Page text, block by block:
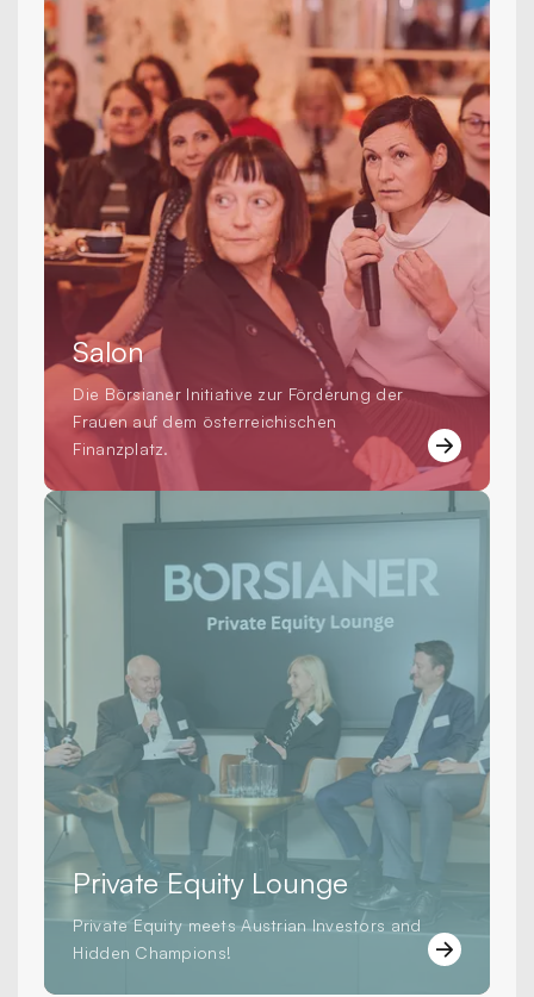
Salon
Die Börsianer Initiative zur Förderung der
Frauen auf dem österreichischen
Finanzplatz.
Private Equity Lounge
Private Equity meets Austrian Investors and
Hidden Champions!